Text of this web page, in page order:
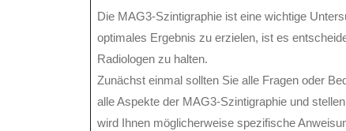
Die MAG3-Szintigraphie ist eine wichtige
optimales Ergebnis zu erzielen, ist es
Radiologen zu halten.
Zunächst einmal sollten Sie alle Fragen oder
alle Aspekte der MAG3-Szintigraphie und
wird Ihnen möglicherweise spezifische